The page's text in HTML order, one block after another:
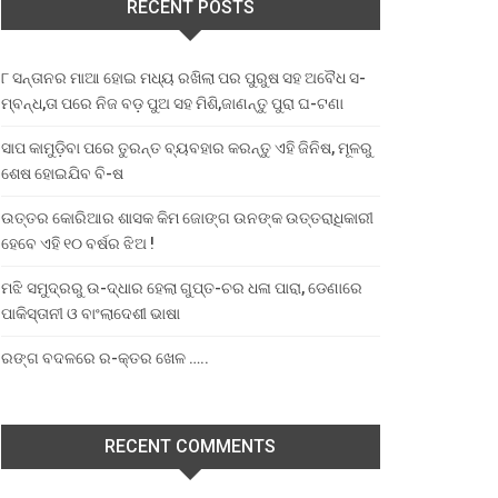
RECENT POSTS
୮ ସନ୍ତାନର ମାଆ ହୋଇ ମଧ୍ୟ ରଖିଲା ପର ପୁରୁଷ ସହ ଅବୈଧ ସ-
ମ୍ବନ୍ଧ,ତା ପରେ ନିଜ ବଡ଼ ପୁଅ ସହ ମିଶି,ଜାଣନ୍ତୁ ପୁରା ଘ-ଟଣା
ସାପ କାମୁଡ଼ିବା ପରେ ତୁରନ୍ତ ବ୍ୟବହାର କରନ୍ତୁ ଏହି ଜିନିଷ, ମୂଳରୁ
ଶେଷ ହୋଇଯିବ ବି-ଷ
ଉତ୍ତର କୋରିଆର ଶାସକ କିମ ଜୋଙ୍ଗ ଉନଙ୍କ ଉତ୍ତରାଧିକାରୀ
ହେବେ ଏହି ୧୦ ବର୍ଷର ଝିଅ !
ମଝି ସମୁଦ୍ରରୁ ଉ-ଦ୍ଧାର ହେଲା ଗୁପ୍ତ-ଚର ଧଳା ପାରା, ଡେଣାରେ
ପାକିସ୍ତାନୀ ଓ ବାଂଲାଦେଶୀ ଭାଷା
ରଙ୍ଗ ବଦଳରେ ର-କ୍ତର ଖେଳ …..
RECENT COMMENTS